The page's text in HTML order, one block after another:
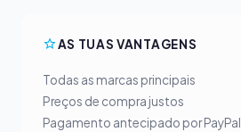
AS TUAS VANTAGENS
Todas as marcas principais
Preços de compra justos
Pagamento antecipado por PayPal